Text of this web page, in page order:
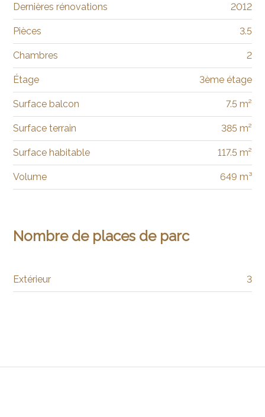
Dernières rénovations 2012
Pièces 3.5
Chambres 2
Étage 3ème étage
Surface balcon 7.5 m²
Surface terrain 385 m²
Surface habitable 117.5 m²
Volume 649 m³
Nombre de places de parc
Extérieur 3